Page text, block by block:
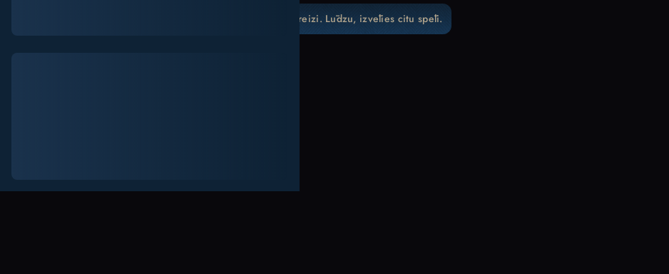
Kaut kas nogāja greizi. Lūdzu, izvēlies citu spēli.